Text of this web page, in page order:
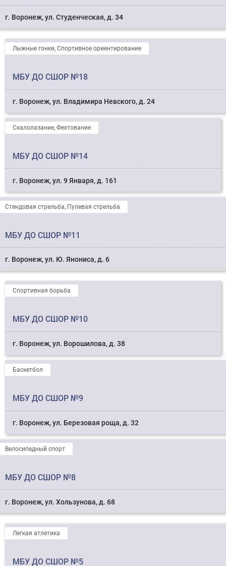
г. Воронеж, ул. Студенческая, д. 34
Лыжные гонки, Спортивное ориентирование
МБУ ДО СШОР №18
г. Воронеж, ул. Владимира Невского, д. 24
Скалолазание, Фехтование
МБУ ДО СШОР №14
г. Воронеж, ул. 9 Января, д. 161
Стендовая стрельба, Пулевая стрельба
МБУ ДО СШОР №11
г. Воронеж, ул. Ю. Янониса, д. 6
Спортивная борьба
МБУ ДО СШОР №10
г. Воронеж, ул. Ворошилова, д. 38
Баскетбол
МБУ ДО СШОР №9
г. Воронеж, ул. Березовая роща, д. 32
Велосипедный спорт
МБУ ДО СШОР №8
г. Воронеж, ул. Хользунова, д. 68
Легкая атлетика
МБУ ДО СШОР №5